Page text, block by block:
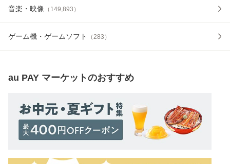
音楽・映像 （ 149,893 ）
ゲーム機・ゲームソフト （283 ）
au PAY マーケットのおすすめ